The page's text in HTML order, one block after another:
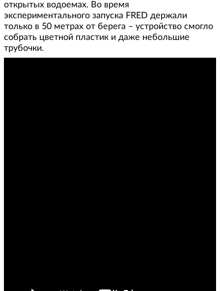
открытых водоемах. Во время
экспериментального запуска FRED держали
только в 50 метрах от берега – устройство смогло
собрать цветной пластик и даже небольшие
трубочки.